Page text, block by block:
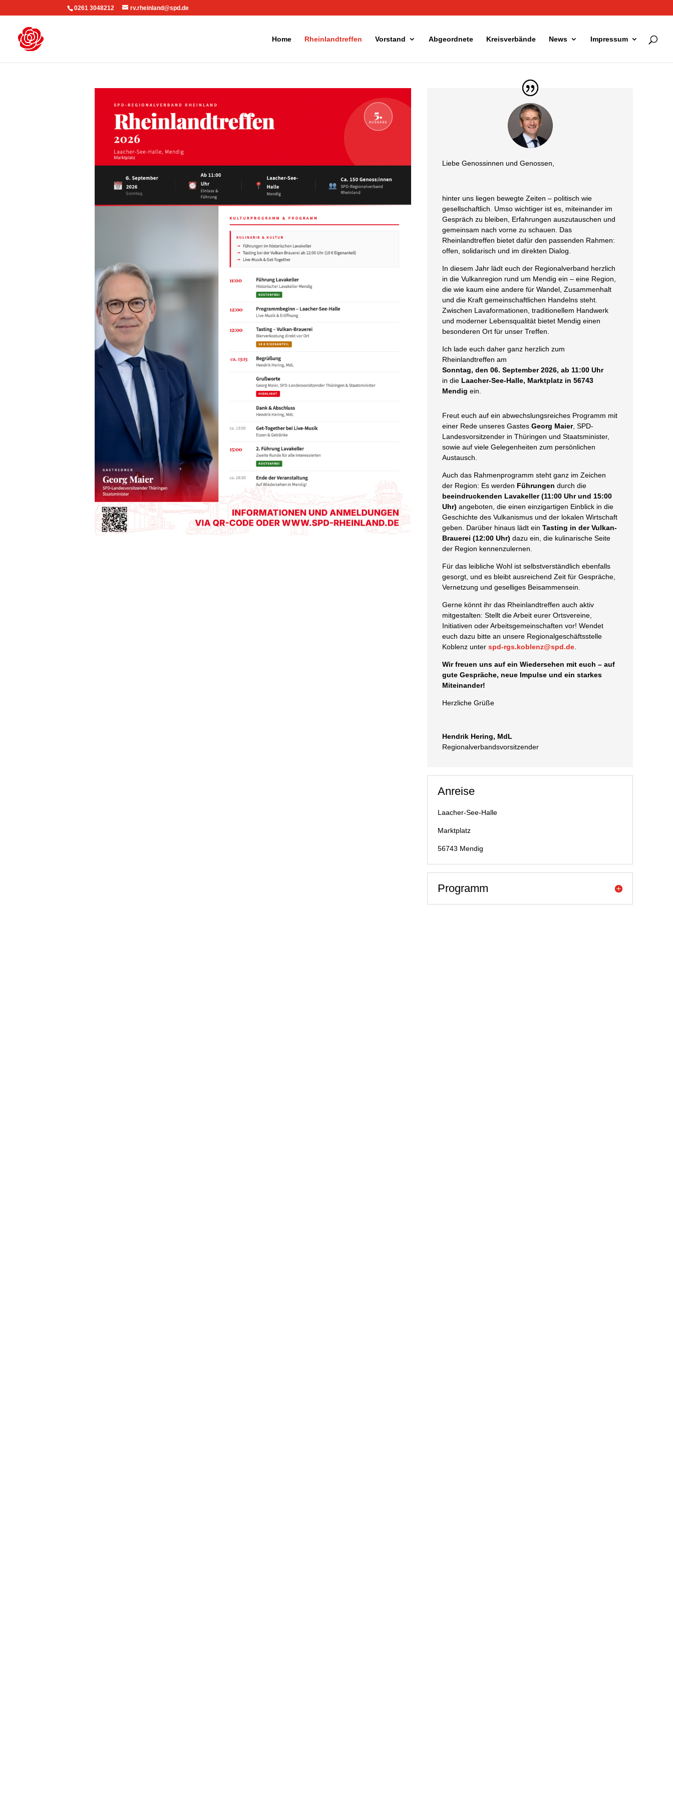
0261 3048212 rv.rheinland@spd.de
Home Rheinlandtreffen Vorstand Abgeordnete Kreisverbände News Impressum
Liebe Genossinnen und Genossen,
hinter uns liegen bewegte Zeiten – politisch wie
gesellschaftlich. Umso wichtiger ist es, miteinander im
Gespräch zu bleiben, Erfahrungen auszutauschen und
gemeinsam nach vorne zu schauen. Das
Rheinlandtreffen bietet dafür den passenden Rahmen:
offen, solidarisch und im direkten Dialog.
In diesem Jahr lädt euch der Regionalverband herzlich
in die Vulkanregion rund um Mendig ein – eine Region,
die wie kaum eine andere für Wandel, Zusammenhalt
und die Kraft gemeinschaftlichen Handelns steht.
Zwischen Lavaformationen, traditionellem Handwerk
und moderner Lebensqualität bietet Mendig einen
besonderen Ort für unser Treffen.
Ich lade euch daher ganz herzlich zum
Rheinlandtreffen am
Sonntag, den 06. September 2026, ab 11:00 Uhr
in die Laacher-See-Halle, Marktplatz in 56743
Mendig ein.
Freut euch auf ein abwechslungsreiches Programm mit
einer Rede unseres GastesGeorg Maier, SPD-
Landesvorsitzender in Thüringen und Staatsminister,
sowie auf viele Gelegenheiten zum persönlichen
Austausch.
Auch das Rahmenprogramm steht ganz im Zeichen
der Region: Es werden Führungen durch die
beeindruckenden Lavakeller (11:00 Uhr und 15:00
Uhr)angeboten, die einen einzigartigen Einblick in die
Geschichte des Vulkanismus und der lokalen Wirtschaft
geben. Darüber hinaus lädt einTasting in der Vulkan-
Brauerei (12:00 Uhr) dazu ein, die kulinarische Seite
der Region kennenzulernen.
Für das leibliche Wohl ist selbstverständlich ebenfalls
gesorgt, und es bleibt ausreichend Zeit für Gespräche,
Vernetzung und geselliges Beisammensein.
Gerne könnt ihr das Rheinlandtreffen auch aktiv
mitgestalten: Stellt die Arbeit eurer Ortsvereine,
Initiativen oder Arbeitsgemeinschaften vor! Wendet
euch dazu bitte an unsere Regionalgeschäftsstelle
Koblenz unterspd-rgs.koblenz@spd.de
Wir freuen uns auf ein Wiedersehen mit euch – auf
gute Gespräche, neue Impulse und ein starkes
Miteinander!
Herzliche Grüße
Hendrik Hering, MdL
Regionalverbandsvorsitzender
Anreise
Laacher-See-Halle
Marktplatz
56743 Mendig
Programm